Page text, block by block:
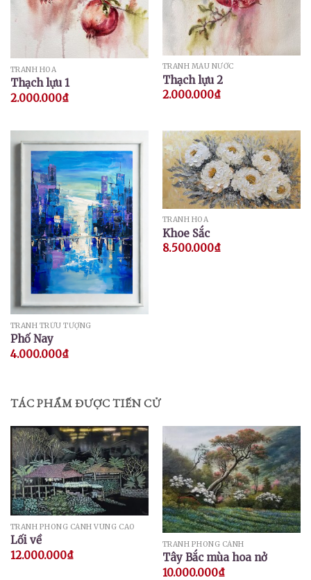
TRANH HOA
Thạch lựu 1
2.000.000₫
TRANH MÀU NƯỚC
Thạch lựu 2
2.000.000₫
TRANH TRỪU TƯỢNG
Phố Nay
4.000.000₫
TRANH HOA
Khoe Sắc
8.500.000₫
TÁC PHẨM ĐƯỢC TIẾN CỬ
TRANH PHONG CẢNH VÙNG CAO
Lối về
12.000.000₫
TRANH PHONG CẢNH
Tây Bắc mùa hoa nở
10.000.000₫